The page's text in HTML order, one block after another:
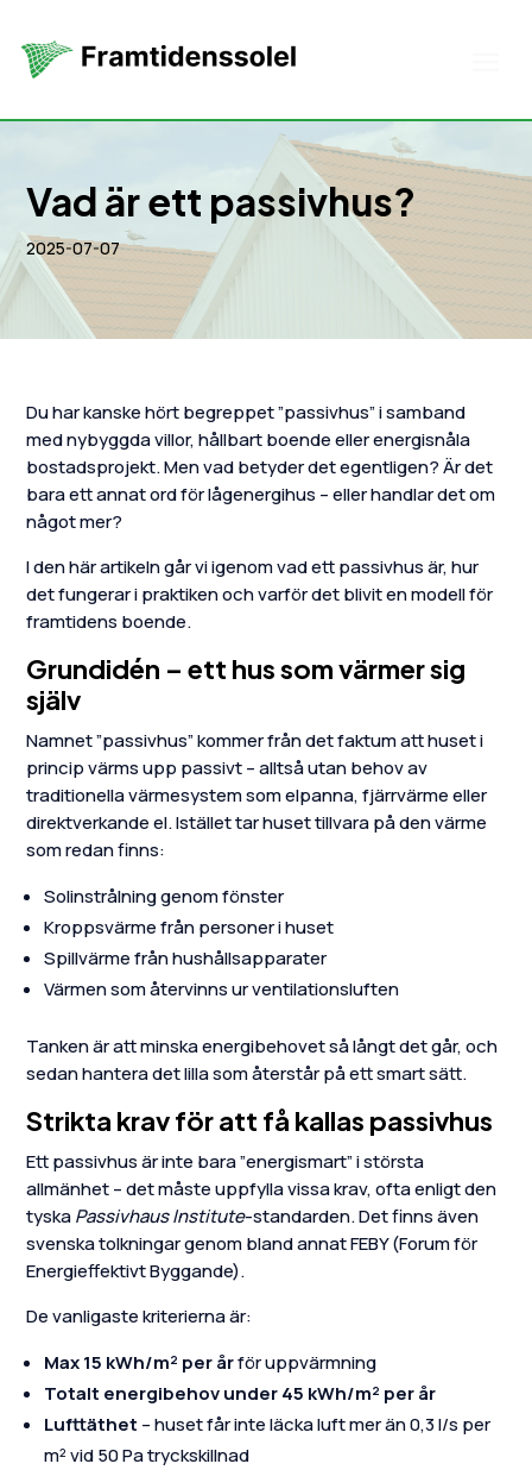
Vad är ett passivhus?
2025-07-07
Du har kanske hört begreppet ”passivhus” i samband
med nybyggda villor, hållbart boende eller energisnåla
bostadsprojekt. Men vad betyder det egentligen? Är det
bara ett annat ord för lågenergihus – eller handlar det om
något mer?
I den här artikeln går vi igenom vad ett passivhus är, hur
det fungerar i praktiken och varför det blivit en modell för
framtidens boende.
Grundidén – ett hus som värmer sig
själv
Namnet ”passivhus” kommer från det faktum att huset i
princip värms upp passivt – alltså utan behov av
traditionella värmesystem som elpanna, fjärrvärme eller
direktverkande el. Istället tar huset tillvara på den värme
som redan finns:
Solinstrålning genom fönster
Kroppsvärme från personer i huset
Spillvärme från hushållsapparater
Värmen som återvinns ur ventilationsluften
Tanken är att minska energibehovet så långt det går, och
sedan hantera det lilla som återstår på ett smart sätt.
Strikta krav för att få kallas passivhus
Ett passivhus är inte bara ”energismart” i största
allmänhet – det måste uppfylla vissa krav, ofta enligt den
tyskaPassivhaus Institute-standarden. Det finns även
svenska tolkningar genom bland annat FEBY (Forum för
Energieffektivt Byggande).
De vanligaste kriterierna är:
Max 15 kWh/m² per årför uppvärmning
Totalt energibehov under 45 kWh/m² per år
Lufttäthet – huset får inte läcka luft mer än 0,3 l/s per
m² vid 50 Pa tryckskillnad